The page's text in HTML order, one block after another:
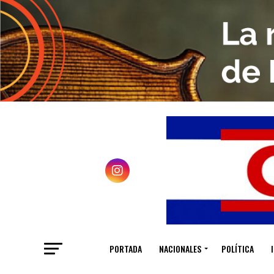
PORTADA NACIONALES POLÍTICA